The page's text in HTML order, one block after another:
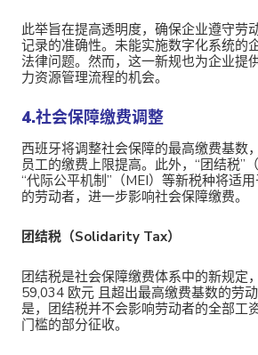
此举旨在提高透明度，确保企业遵守劳
记录的准确性。未能实施数字化系统的
法律问题。然而，这一新规也为企业提
力资源管理流程的机会。
4.社会保障缴费调整
西班牙将调整社会保障的最高缴费基数
员工的缴费上限提高。此外，“团结税”
“代际公平机制”（MEI）等新税种将适
的劳动者，进一步影响社会保障缴费。
团结税（Solidarity Tax）
团结税是社会保障缴费体系中的新规定
59,034 欧元 且超出最高缴费基数的劳
是，团结税并不会影响劳动者的全部工
门槛的部分征收。